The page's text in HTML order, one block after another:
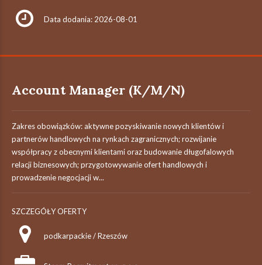
Data dodania: 2026-08-01
Account Manager (K/M/N)
Zakres obowiązków: aktywne pozyskiwanie nowych klientów i
partnerów handlowych na rynkach zagranicznych; rozwijanie
współpracy z obecnymi klientami oraz budowanie długofalowych
relacji biznesowych; przygotowywanie ofert handlowych i
prowadzenie negocjacji w...
SZCZEGÓŁY OFERTY
podkarpackie / Rzeszów